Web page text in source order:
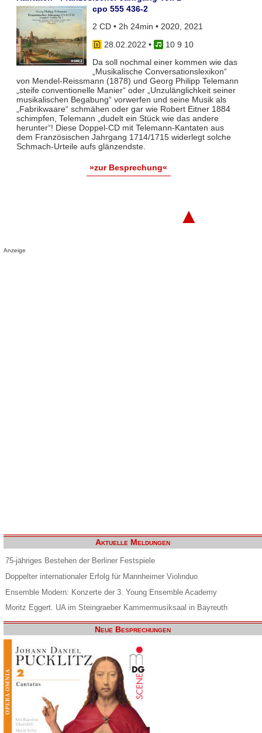
cpo 555 436-2
2 CD • 2h 24min • 2020, 2021
28.02.2022 •
10 9 10
Da soll nochmal einer kommen wie das
„Musikalische Conversationslexikon“
von Mendel-Reissmann (1878) und Georg Philipp Telemann
„steife conventionelle Manier“ oder „Unzulänglichkeit seiner
musikalischen Begabung“ vorwerfen und seine Musik als
„Fabrikwaare“ schmähen oder gar wie Robert Eitner 1884
schimpfen, Telemann „dudelt ein Stück wie das andere
herunter“! Diese Doppel-CD mit Telemann-Kantaten aus
dem Französischen Jahrgang 1714/1715 widerlegt solche
Schmach-Urteile aufs glänzendste.
»zur Besprechung«
▲
Anzeige
Aktuelle Meldungen
75-jähriges Bestehen der Berliner Festspiele
Doppelter internationaler Erfolg für Mannheimer Violinduo
Ensemble Modern: Konzerte der 3. Young Ensemble Academy
Moritz Eggert. UA im Steingraeber Kammermusiksaal in Bayreuth
Neue Besprechungen